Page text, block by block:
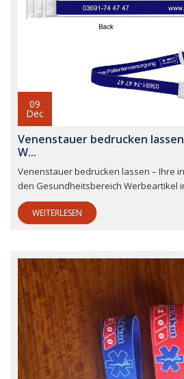
09
Dec
Venenstauer bedrucken
W...
Venenstauer bedrucken lassen – Ihre
den Gesundheitsbereich Werbeartikel
WEITERLESEN